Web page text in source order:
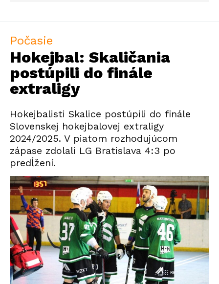
Počasie
Hokejbal: Skaličania
postúpili do finále
extraligy
Hokejbalisti Skalice postúpili do finále
Slovenskej hokejbalovej extraligy
2024/2025. V piatom rozhodujúcom
zápase zdolali LG Bratislava 4:3 po
predĺžení.